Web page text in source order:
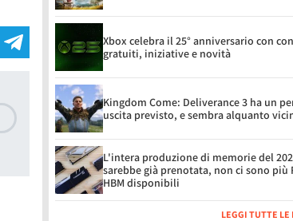
Xbox celebra il 25° anniversario con
gratuiti, iniziative e novità
Kingdom Come: Deliverance 3 ha un
uscita previsto, e sembra alquanto
L'intera produzione di memorie del
sarebbe già prenotata, non ci sono più
HBM disponibili
LEGGI TUTTE LE